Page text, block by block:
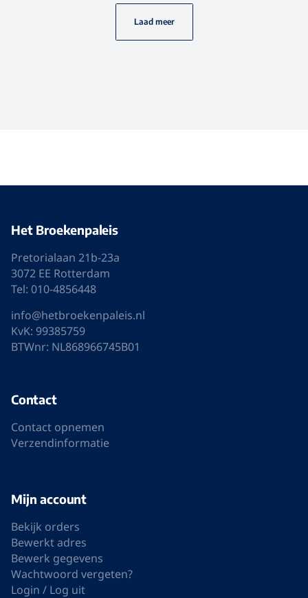
Laad meer
Het Broekenpaleis
Pretorialaan 21b-23a
3072 EE Rotterdam
Tel: 010-4856448
info@hetbroekenpaleis.nl
KvK: 99385759
BTWnr: NL868966745B01
Contact
Contact opnemen
Verzendinformatie
Mijn account
Bekijk orders
Bewerkt adres
Bewerk gegevens
Wachtwoord vergeten?
Login / Log uit